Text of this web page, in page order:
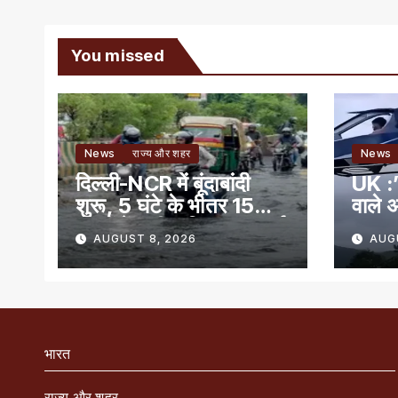
You missed
News राज्य और शहर
दिल्ली-NCR में बूंदाबांदी
शुरू, 5 घंटे के भीतर 15
राज्यों में भारी बारिश का अलर्ट
AUGUST 8, 2026
News
UK
वाले
भारत